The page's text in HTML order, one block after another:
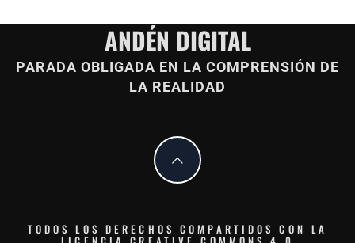
ANDÉN DIGITAL
PARADA OBLIGADA EN LA COMPRENSIÓN DE
LA REALIDAD
TODOS LOS DERECHOS COMPARTIDOS CON LA